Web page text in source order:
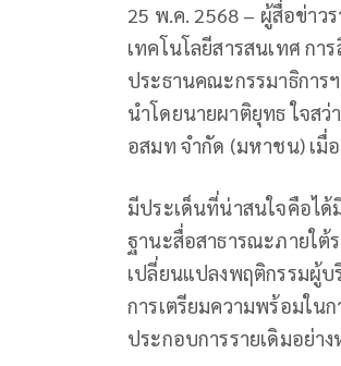
25 พ.ค. 2568 – ผู้สื่อข่าว
เทคโนโลยีสารสนเทศ กา
ประธานคณะกรรมาธิกา
นำโดยนายผาติยุทธ ใจส
อสมท จำกัด (มหาชน) เ
มีประเด็นที่น่าสนใจคือได้
ฐานะสื่อสาธารณะภายใต้
เปลี่ยนแปลงพฤติกรรมผู้
การเตรียมความพร้อมใ
ประกอบการรายเดิมอย่าง